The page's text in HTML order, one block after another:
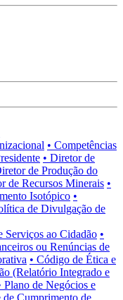
• Competências
• Diretor de
de Produção do
de Recursos Minerais •
Isotópico •
de Divulgação de
Serviços ao Cidadão •
ou Renúncias de
• Código de Ética e
(Relatório Integrado e
Plano de Negócios e
de Cumprimento de